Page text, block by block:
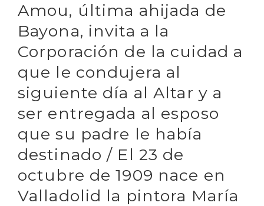
Amou, última ahijada de
Bayona, invita a la
Corporación de la cuidad a
que le condujera al
siguiente día al Altar y a
ser entregada al esposo
que su padre le había
destinado / El 23 de
octubre de 1909 nace en
Valladolid la pintora María